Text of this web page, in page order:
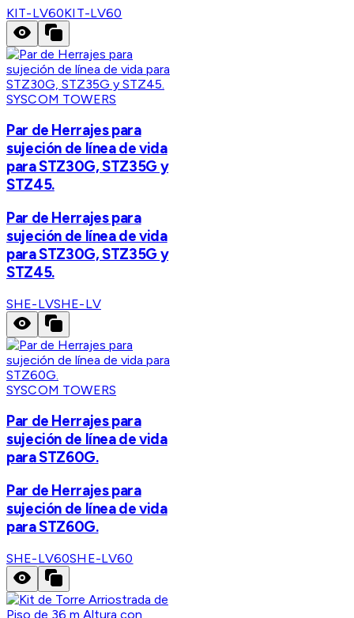
KIT-LV60KIT-LV60
SYSCOM TOWERS
Par de Herrajes para
sujeción de línea de vida
para STZ30G, STZ35G y
STZ45.
Par de Herrajes para
sujeción de línea de vida
para STZ30G, STZ35G y
STZ45.
SHE-LVSHE-LV
SYSCOM TOWERS
Par de Herrajes para
sujeción de línea de vida
para STZ60G.
Par de Herrajes para
sujeción de línea de vida
para STZ60G.
SHE-LV60SHE-LV60